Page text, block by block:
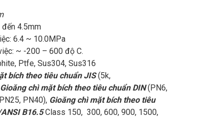
4.5mm
6.4 ~ 10.0MPa
~ -200 – 600 độ C.
Ptfe, Sus304, Sus316
bích theo tiêu chuẩn JIS(5k,
Gioăng chì mặt bích theo tiêu chuẩn DIN(PN6,
PN40), Gioăng chì mặt bích theo tiêu
B16.5Class 150, 300, 600, 900, 1500,